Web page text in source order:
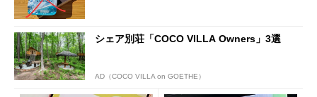
シェア別荘「COCO VILLA Owners」3選
AD（COCO VILLA on GOETHE）